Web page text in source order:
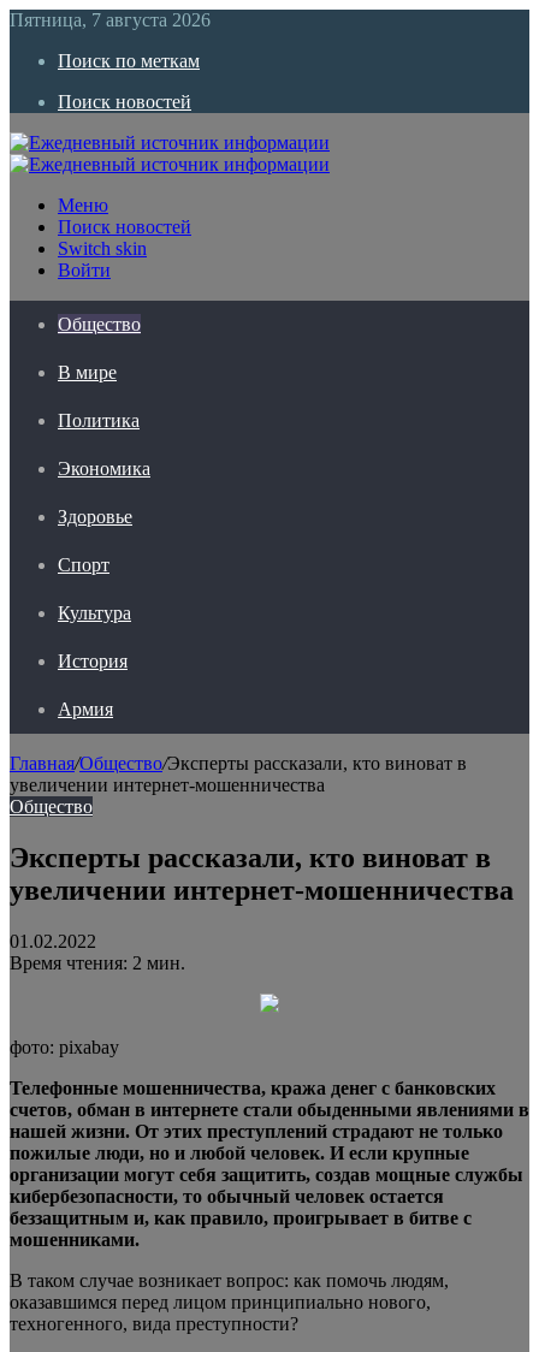
Пятница, 7 августа 2026
Поиск по меткам
Поиск новостей
Меню
Поиск новостей
Switch skin
Войти
Общество
В мире
Политика
Экономика
Здоровье
Спорт
Культура
История
Армия
Главная/Общество/Эксперты рассказали, кто виноват в
увеличении интернет-мошенничества
Общество
Эксперты рассказали, кто виноват в
увеличении интернет-мошенничества
01.02.2022
Время чтения: 2 мин.
фото: pixabay
Телефонные мошенничества, кража денег с банковских
счетов, обман в интернете стали обыденными явлениями в
нашей жизни. От этих преступлений страдают не только
пожилые люди, но и любой человек. И если крупные
организации могут себя защитить, создав мощные службы
кибербезопасности, то обычный человек остается
беззащитным и, как правило, проигрывает в битве с
мошенниками.
В таком случае возникает вопрос: как помочь людям,
оказавшимся перед лицом принципиально нового,
техногенного, вида преступности?